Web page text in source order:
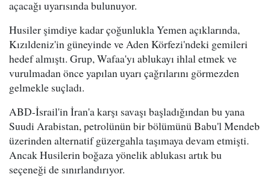
açacağı uyarısında bulunuyor.
Husiler şimdiye kadar çoğunlukla Yemen açıklarında,
Kızıldeniz'in güneyinde ve Aden Körfezi'ndeki gemileri
hedef almıştı. Grup, Wafaa'yı ablukayı ihlal etmek ve
vurulmadan önce yapılan uyarı çağrılarını görmezden
gelmekle suçladı.
ABD-İsrail'in İran'a karşı savaşı başladığından bu yana
Suudi Arabistan, petrolünün bir bölümünü Babu'l Mendeb
üzerinden alternatif güzergahla taşımaya devam etmişti.
Ancak Husilerin boğaza yönelik ablukası artık bu
seçeneği de sınırlandırıyor.